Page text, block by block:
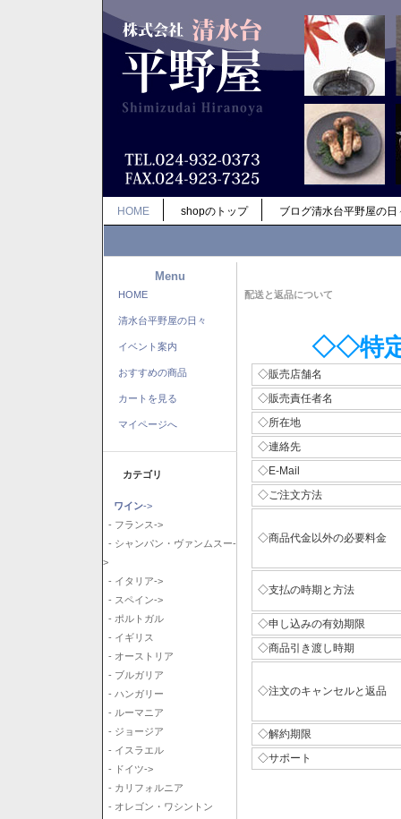
HOME shopのトップ ブログ清水台平野屋の日
Menu
HOME
清水台平野屋の日々
イベント案内
おすすめの商品
カートを見る
マイページへ
カテゴリ
ワイン->
- フランス->
- シャンパン・ヴァンムスー-
>
- イタリア->
- スペイン->
- ポルトガル
- イギリス
- オーストリア
- ブルガリア
- ハンガリー
- ルーマニア
- ジョージア
- イスラエル
- ドイツ->
- カリフォルニア
- オレゴン・ワシントン
配送と返品について
◇◇特
◇販売店舗名
◇販売責任者名
◇所在地
◇連絡先
◇E-Mail
◇ご注文方法
◇商品代金以外の必要料金
◇支払の時期と方法
◇申し込みの有効期限
◇商品引き渡し時期
◇注文のキャンセルと返品
◇解約期限
◇サポート